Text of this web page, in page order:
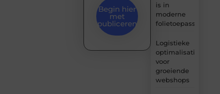
is in
moderne
folietoepassingen
Logistieke
optimalisatie
voor
groeiende
webshops
Begin hier
met
publiceren